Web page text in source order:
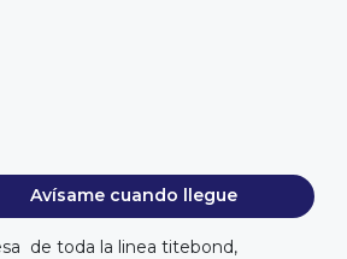
Avísame cuando llegue
de toda la linea titebond,